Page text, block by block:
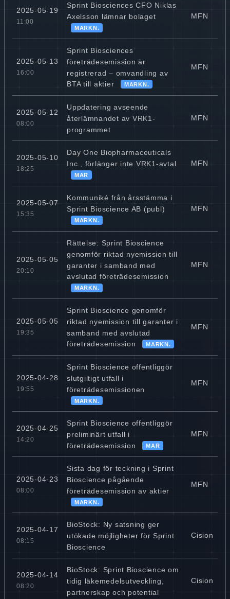
2025-05-19
11:00
Sprint Biosciences CFO Niklas
Axelsson lämnar bolaget
MARKN.
MFN
2025-05-13
16:00
Sprint Biosciences
företrädesemission är
registrerad – omvandling av
BTA till aktier
MARKN.
MFN
2025-05-12
08:00
Uppdatering avseende
återlämnandet av VRK1-
programmet
MFN
2025-05-10
18:25
Day One Biopharmaceuticals
Inc., förlänger inte VRK1-avtal
MAR
MFN
2025-05-07
15:35
Kommuniké från årsstämma i
Sprint Bioscience AB (publ)
MARKN.
MFN
2025-05-05
20:10
Rättelse: Sprint Bioscience
genomför riktad nyemission till
garanter i samband med
avslutad företrädesemission
MARKN.
MFN
2025-05-05
19:35
Sprint Bioscience genomför
riktad nyemission till garanter i
samband med avslutad
företrädesemission
MARKN.
MFN
2025-04-28
19:55
Sprint Bioscience offentliggör
slutgiltigt utfall i
företrädesemissionen
MARKN.
MFN
2025-04-25
14:20
Sprint Bioscience offentliggör
preliminärt utfall i
företrädesemission
MAR
MFN
2025-04-23
08:00
Sista dag för teckning i Sprint
Bioscience pågående
företrädesemission av aktier
MARKN.
MFN
2025-04-17
08:15
BioStock: Ny satsning ger
utökade möjligheter för Sprint
Bioscience
Cision
2025-04-14
08:20
BioStock: Sprint Bioscience om
tidig läkemedelsutveckling,
partnerskap och potential
Cision